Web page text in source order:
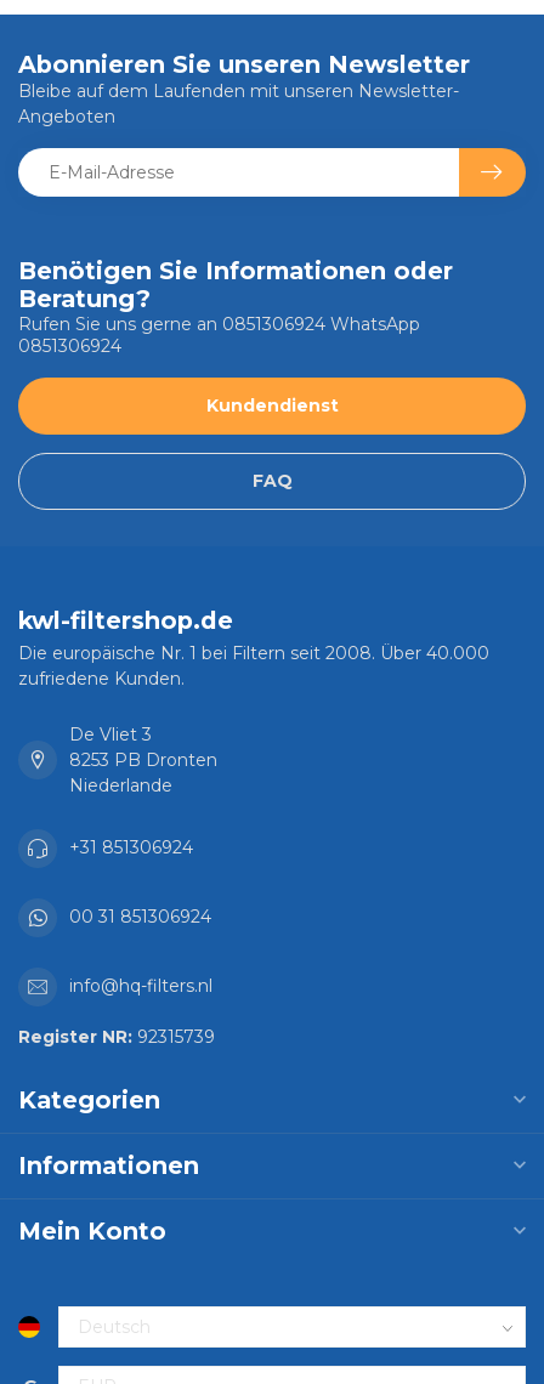
Benötigen Sie Informationen oder
Beratung?
Rufen Sie uns gerne an 0851306924 WhatsApp
0851306924
Kundendienst
FAQ
Abonnieren Sie unseren Newsletter
Bleibe auf dem Laufenden mit unseren Newsletter-
Angeboten
kwl-filtershop.de
Die europäische Nr. 1 bei Filtern seit 2008. Über 40.000
zufriedene Kunden.
De Vliet 3
8253 PB Dronten
Niederlande
+31 851306924
00 31 851306924
info@hq-filters.nl
Register NR: 92315739
Kategorien
Informationen
Mein Konto